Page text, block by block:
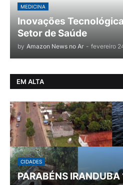
MEDICINA
Inovações
Setor de Saúde
by Amazon News no Ar - fevereiro
EM ALTA
CIDADES
PARABÉNS